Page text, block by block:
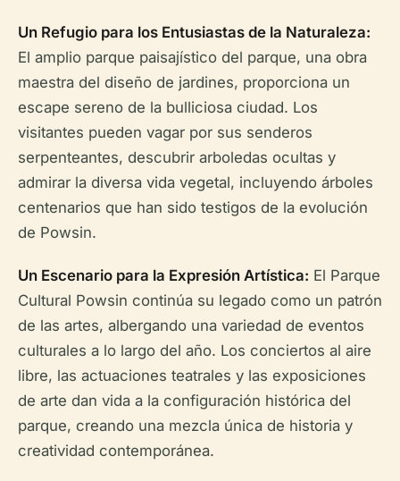
Un Refugio para los Entusiastas de la Naturaleza:
El amplio parque paisajístico del parque, una obra
maestra del diseño de jardines, proporciona un
escape sereno de la bulliciosa ciudad. Los
visitantes pueden vagar por sus senderos
serpenteantes, descubrir arboledas ocultas y
admirar la diversa vida vegetal, incluyendo árboles
centenarios que han sido testigos de la evolución
de Powsin.
Un Escenario para la Expresión Artística: El Parque
Cultural Powsin continúa su legado como un patrón
de las artes, albergando una variedad de eventos
culturales a lo largo del año. Los conciertos al aire
libre, las actuaciones teatrales y las exposiciones
de arte dan vida a la configuración histórica del
parque, creando una mezcla única de historia y
creatividad contemporánea.